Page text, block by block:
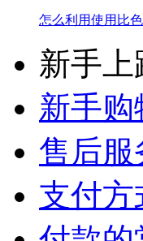
怎么利用使用比
新手上
新手购
售后服
支付方